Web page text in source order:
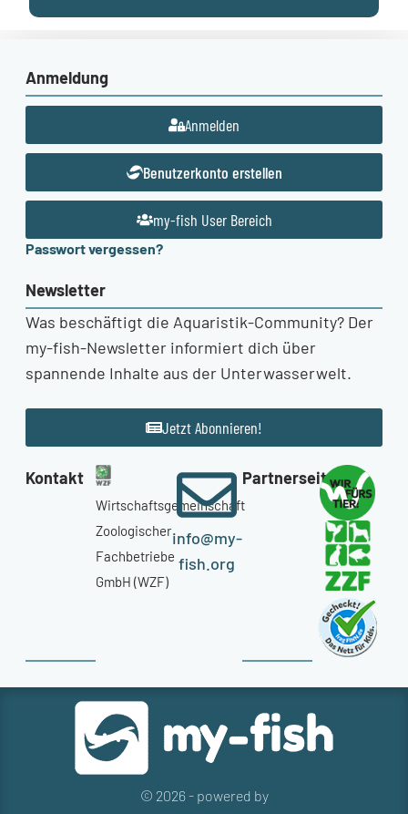
Anmeldung
Anmelden
Benutzerkonto erstellen
my-fish User Bereich
Passwort vergessen?
Newsletter
Was beschäftigt die Aquaristik-Community? Der
my-fish-Newsletter informiert dich über
spannende Inhalte aus der Unterwasserwelt.
Jetzt Abonnieren!
Kontakt
Wirtschaftsgemeinschaft
Zoologischer
Fachbetriebe
GmbH (WZF)
info@my-
fish.org
Partnerseiten
© 2026 - powered by